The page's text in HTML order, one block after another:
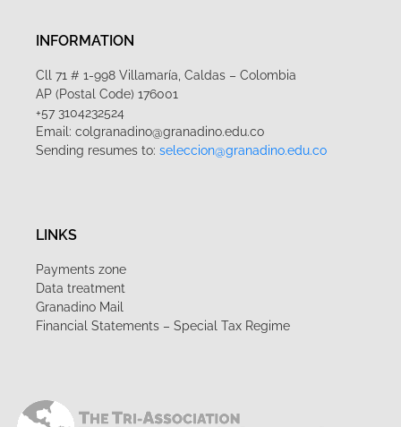
INFORMATION
Cll 71 # 1-998 Villamaría, Caldas – Colombia
AP (Postal Code) 176001
+57 3104232524
Email: colgranadino@granadino.edu.co
Sending resumes to: seleccion@granadino.edu.co
LINKS
Payments zone
Data treatment
Granadino Mail
Financial Statements – Special Tax Regime